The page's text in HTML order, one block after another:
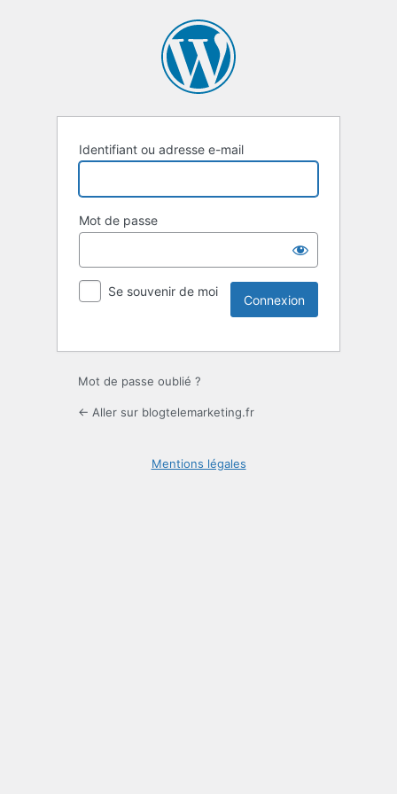
Identifiant ou adresse e-mail
Mot de passe
Se souvenir de moi
Mot de passe oublié ?
← Aller sur blogtelemarketing.fr
Mentions légales